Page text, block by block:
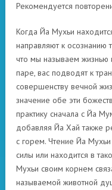
Рекомендуется
Когда Йа Мухьи
направляют к осознанию
что мы называем жизнью
паре, вас подводят к
совершенству вечной
значение обе эти
практику сначала с Йа
добавляя Йа Хай также
с горем. Чтение Йа
силы или находится в
Мухьи своим корнем
называемой животной